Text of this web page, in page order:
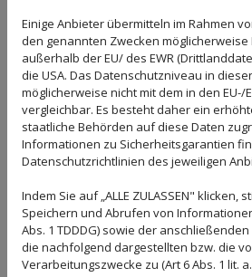
zum Ausdruck bringen oder
einrichten, um mehr Stauraum zu
für Systeme, die perfekt zu Ihren
passen. aRTE Car ist das neue
in Magdeburg. Das Prinzip
kommen mit einem Fahrzeug.
oder noch mit einem Altbestand
besprechen wir Ihre individuellen
wir bauen eine wunschgerechte
Meistertischler sorgen für
Elemente, mit denen Sie das Beste
Einige Anbieter übermitteln im Rahmen
den genannten Zwecken
außerhalb der EU/ des EWR
die USA. Das Datenschutzniveau in
möglicherweise nicht mit dem in den EU-/
vergleichbar. Es besteht daher ein
staatliche Behörden auf diese Daten
Informationen zu Sicherheitsgarantien
Datenschutzrichtlinien des jeweiligen
Indem Sie auf „ALLE ZULASSEN" klicken,
Speichern und Abrufen von
Abs. 1 TDDDG) sowie der
die nachfolgend dargestellten bzw. die
Verarbeitungszwecke zu (Art 6 Abs. 1 lit. a.